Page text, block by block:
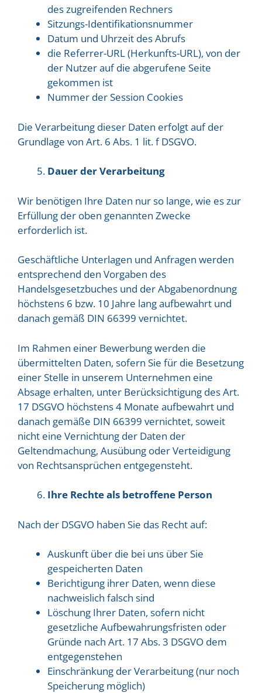
des zugreifenden Rechners
Sitzungs-Identifikationsnummer
Datum und Uhrzeit des Abrufs
die Referrer-URL (Herkunfts-URL), von der
der Nutzer auf die abgerufene Seite
gekommen ist
Nummer der Session Cookies
Die Verarbeitung dieser Daten erfolgt auf der
Grundlage von Art. 6 Abs. 1 lit. f DSGVO.
Dauer der Verarbeitung
Wir benötigen Ihre Daten nur so lange, wie es zur
Erfüllung der oben genannten Zwecke
erforderlich ist.
Geschäftliche Unterlagen und Anfragen werden
entsprechend den Vorgaben des
Handelsgesetzbuches und der Abgabenordnung
höchstens 6 bzw. 10 Jahre lang aufbewahrt und
danach gemäß DIN 66399 vernichtet.
Im Rahmen einer Bewerbung werden die
übermittelten Daten, sofern Sie für die Besetzung
einer Stelle in unserem Unternehmen eine
Absage erhalten, unter Berücksichtigung des Art.
17 DSGVO höchstens 4 Monate aufbewahrt und
danach gemäße DIN 66399 vernichtet, soweit
nicht eine Vernichtung der Daten der
Geltendmachung, Ausübung oder Verteidigung
von Rechtsansprüchen entgegensteht.
Ihre Rechte als betroffene Person
Nach der DSGVO haben Sie das Recht auf:
Auskunft über die bei uns über Sie
gespeicherten Daten
Berichtigung ihrer Daten, wenn diese
nachweislich falsch sind
Löschung Ihrer Daten, sofern nicht
gesetzliche Aufbewahrungsfristen oder
Gründe nach Art. 17 Abs. 3 DSGVO dem
entgegenstehen
Einschränkung der Verarbeitung (nur noch
Speicherung möglich)